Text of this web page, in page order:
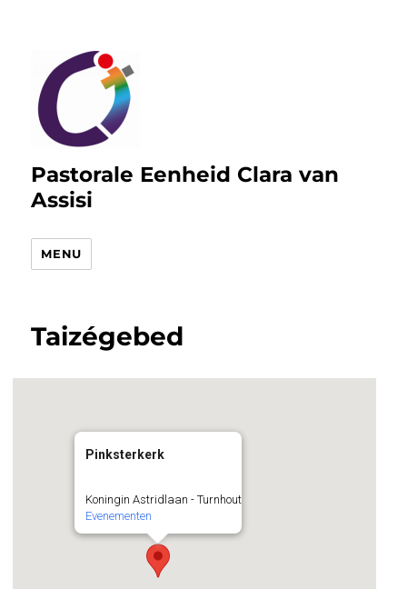
Pastorale Eenheid Clara van
Assisi
MENU
Taizégebed
Pinksterkerk
Koningin Astridlaan - Turnhout
Evenementen